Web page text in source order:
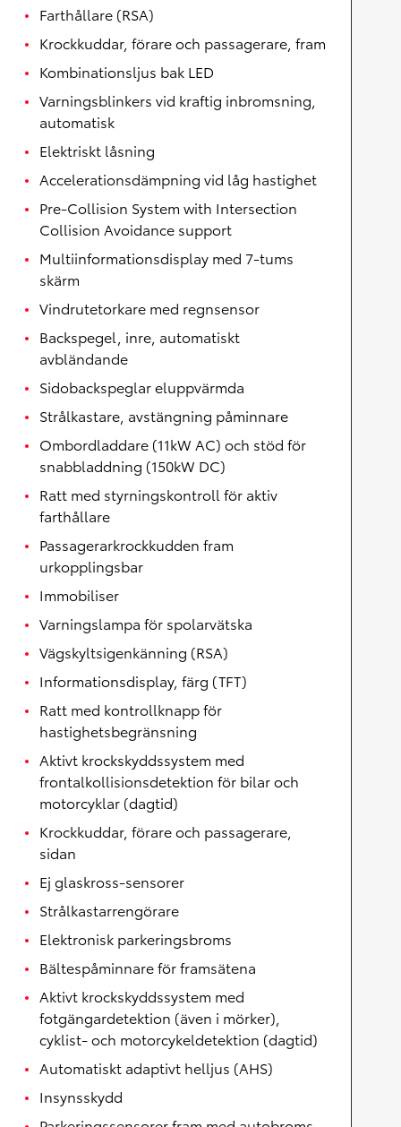
Farthållare (RSA)
Krockkuddar, förare och passagerare, fram
Kombinationsljus bak LED
Varningsblinkers vid kraftig inbromsning,
automatisk
Elektriskt låsning
Accelerationsdämpning vid låg hastighet
Pre-Collision System with Intersection
Collision Avoidance support
Multiinformationsdisplay med 7-tums
skärm
Vindrutetorkare med regnsensor
Backspegel, inre, automatiskt
avbländande
Sidobackspeglar eluppvärmda
Strålkastare, avstängning påminnare
Ombordladdare (11kW AC) och stöd för
snabbladdning (150kW DC)
Ratt med styrningskontroll för aktiv
farthållare
Passagerarkrockkudden fram
urkopplingsbar
Immobiliser
Varningslampa för spolarvätska
Vägskyltsigenkänning (RSA)
Informationsdisplay, färg (TFT)
Ratt med kontrollknapp för
hastighetsbegränsning
Aktivt krockskyddssystem med
frontalkollisionsdetektion för bilar och
motorcyklar (dagtid)
Krockkuddar, förare och passagerare,
sidan
Ej glaskross-sensorer
Strålkastarrengörare
Elektronisk parkeringsbroms
Bältespåminnare för framsätena
Aktivt krockskyddssystem med
fotgängardetektion (även i mörker),
cyklist- och motorcykeldetektion (dagtid)
Automatiskt adaptivt helljus (AHS)
Insynsskydd